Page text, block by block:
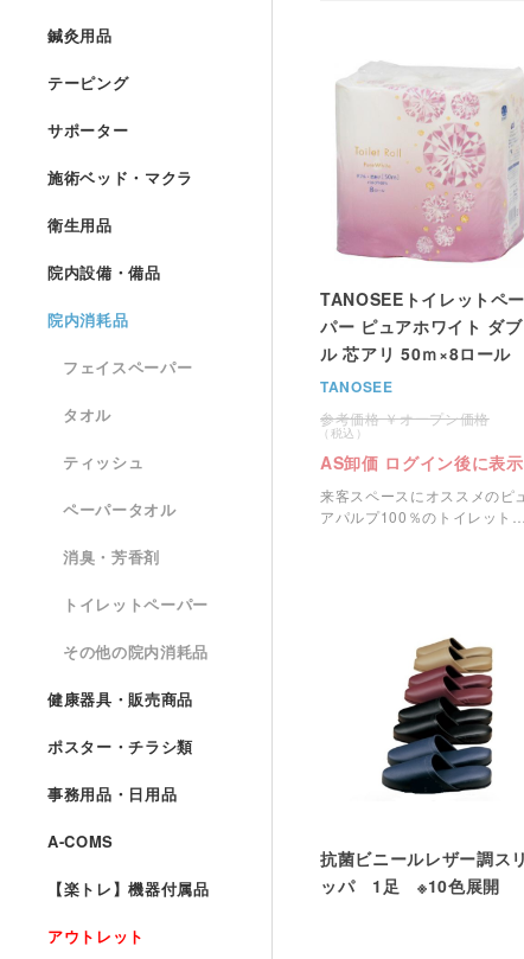
TANOSEEトイレットペー
パー ピュアホワイト ダブ
ル 芯アリ 50ｍ×8ロール
TANOSEE
オープン価格
AS卸価 ログイン後に表示
来客スペースにオススメのピュ
アパルプ100％のトイレットペ
抗菌ビニールレザー調スリ
ッパ 1足 ※10色展開
鍼灸用品
テーピング
サポーター
施術ベッド・マクラ
衛生用品
院内設備・備品
院内消耗品
フェイスペーパー
タオル
ティッシュ
ペーパータオル
消臭・芳香剤
トイレットペーパー
その他の院内消耗品
健康器具・販売商品
ポスター・チラシ類
事務用品・日用品
A-COMS
【楽トレ】機器付属品
アウトレット